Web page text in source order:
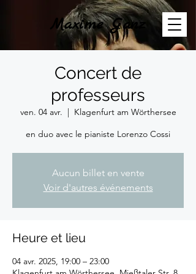
Maxime Ganz
Concert de
professeurs
ven. 04 avr.
  |
Klagenfurt am Wörthersee
en duo avec le pianiste Lorenzo Cossi
Aucun billet en vente
Voir d'autres événements
Heure et lieu
04 avr. 2025, 19:00 – 23:00